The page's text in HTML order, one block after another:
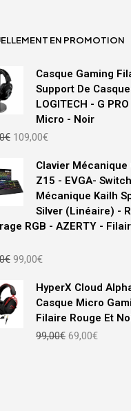
EN PROMOTION
Casque Gaming
Support De
LOGITECH - G
Micro - Noir
€ Le
était :
139,00€.
109,00€Le
actuel
est :
109,00€.
Clavier Mécanique
Z15 - EVGA-
Mécanique Kailh
Silver (Linéaire) -
RGB - AZERTY -
€ Le
initial
était :
109,00€.
99,00€Le
actuel
est :
99,00€.
HyperX Cloud
Casque Micro
Filaire Rouge Et
99,00€ Le
69,00€Le